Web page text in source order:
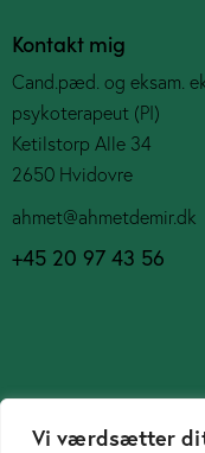
Vi værdsætter
Kontakt mig
Cand.pæd. og eksam.
psykoterapeut (PI)
Ketilstorp Alle 34
2650 Hvidovre
ahmet@ahmetdemir.dk
+45 20 97 43 56
Social Media